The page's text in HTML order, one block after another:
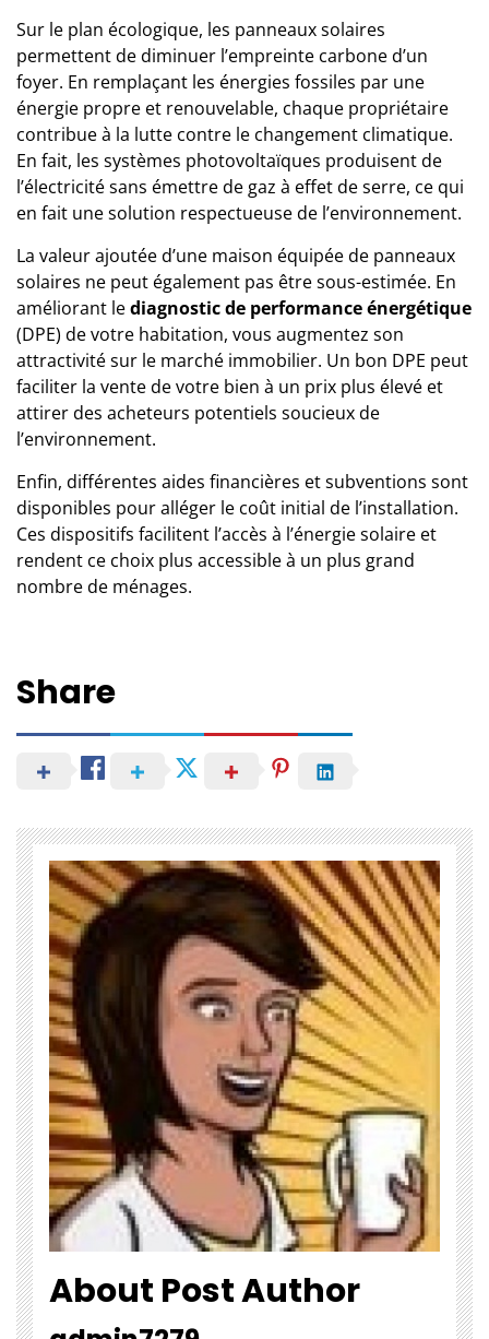
Sur le plan écologique, les panneaux solaires
permettent de diminuer l’empreinte carbone d’un
foyer. En remplaçant les énergies fossiles par une
énergie propre et renouvelable, chaque propriétaire
contribue à la lutte contre le changement climatique.
En fait, les systèmes photovoltaïques produisent de
l’électricité sans émettre de gaz à effet de serre, ce qui
en fait une solution respectueuse de l’environnement.
La valeur ajoutée d’une maison équipée de panneaux
solaires ne peut également pas être sous-estimée. En
améliorant lediagnostic de performance énergétique
(DPE) de votre habitation, vous augmentez son
attractivité sur le marché immobilier. Un bon DPE peut
faciliter la vente de votre bien à un prix plus élevé et
attirer des acheteurs potentiels soucieux de
l’environnement.
Enfin, différentes aides financières et subventions sont
disponibles pour alléger le coût initial de l’installation.
Ces dispositifs facilitent l’accès à l’énergie solaire et
rendent ce choix plus accessible à un plus grand
nombre de ménages.
Share
About Post Author